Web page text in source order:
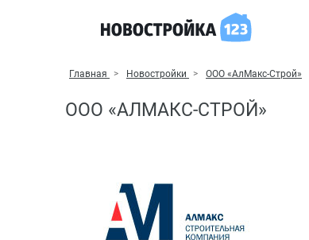
Главная Новостройки ООО «АлМакс-Строй»
ООО «АЛМАКС-СТРОЙ»